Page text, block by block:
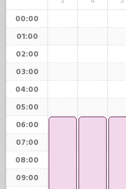
00:00
01:00
02:00
03:00
04:00
05:00
06:00
07:00
08:00
09:00